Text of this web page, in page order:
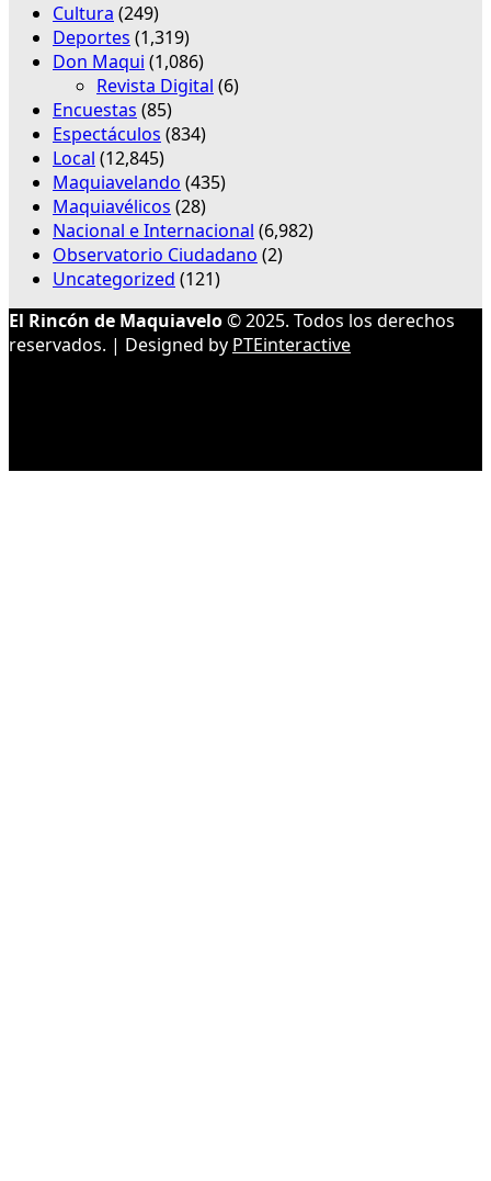
Cultura (249)
Deportes (1,319)
Don Maqui (1,086)
Revista Digital (6)
Encuestas (85)
Espectáculos (834)
Local (12,845)
Maquiavelando (435)
Maquiavélicos (28)
Nacional e Internacional (6,982)
Observatorio Ciudadano (2)
Uncategorized (121)
El Rincón de Maquiavelo© 2025. Todos los derechos
reservados. | Designed by PTEinteractive